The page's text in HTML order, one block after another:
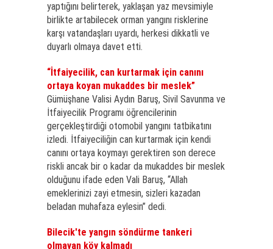
yaptığını belirterek, yaklaşan yaz mevsimiyle
birlikte artabilecek orman yangını risklerine
karşı vatandaşları uyardı, herkesi dikkatli ve
duyarlı olmaya davet etti.
“İtfaiyecilik, can kurtarmak için canını
ortaya koyan mukaddes bir meslek”
Gümüşhane Valisi Aydın Baruş, Sivil Savunma ve
İtfaiyecilik Programı öğrencilerinin
gerçekleştirdiği otomobil yangını tatbikatını
izledi. İtfaiyeciliğin can kurtarmak için kendi
canını ortaya koymayı gerektiren son derece
riskli ancak bir o kadar da mukaddes bir meslek
olduğunu ifade eden Vali Baruş, “Allah
emeklerinizi zayi etmesin, sizleri kazadan
beladan muhafaza eylesin” dedi.
Bilecik'te yangın söndürme tankeri
olmayan köy kalmadı